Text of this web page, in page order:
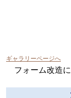
ギャラリーページへ
フォーム改造に